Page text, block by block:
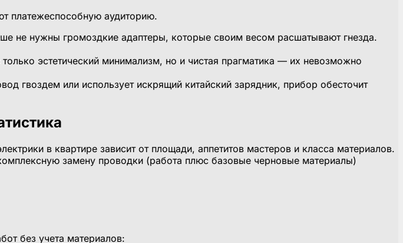
платежеспособную аудиторию.
не нужны громоздкие адаптеры, которые своим весом расшатывают гнезда.
эстетический минимализм, но и чистая прагматика — их невозможно
гвоздем или использует искрящий китайский зарядник, прибор обесточит
в квартире зависит от площади, аппетитов мастеров и класса материалов.
замену проводки (работа плюс базовые черновые материалы)
без учета материалов: